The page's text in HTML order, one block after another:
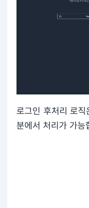
로그인 후처리 로
분에서 처리가 가능